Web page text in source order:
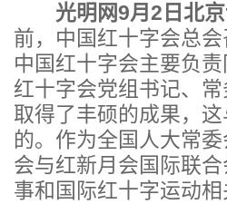
光明网9月2日北京
前，中国红十字会总
中国红十字会主要负
红十字会党组书记、
取得了丰硕的成果，
的。作为全国人大常
会与红新月会国际联
事和国际红十字运动相